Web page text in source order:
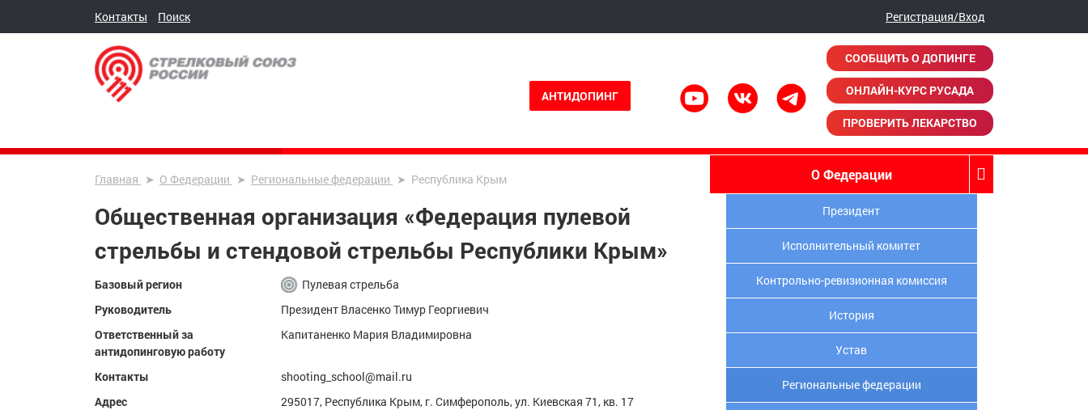
Контакты Поиск Регистрация/Вход
АНТИДОПИНГ
СООБЩИТЬ О ДОПИНГЕ
ОНЛАЙН-КУРС РУСАДА
ПРОВЕРИТЬ ЛЕКАРСТВО
Главная О Федерации Региональные федерации Республика Крым
Общественная организация «Федерация пулевой
стрельбы и стендовой стрельбы Республики Крым»
Базовый регион
Пулевая стрельба
Руководитель
Президент Власенко Тимур Георгиевич
Ответственный за
антидопинговую работу
Капитаненко Мария Владимировна
Контакты
shooting_school@mail.ru
Адрес
295017, Республика Крым, г. Симферополь, ул. Киевская 71, кв. 17
О Федерации
Президент
Исполнительный комитет
Контрольно-ревизионная комиссия
История
Устав
Региональные федерации